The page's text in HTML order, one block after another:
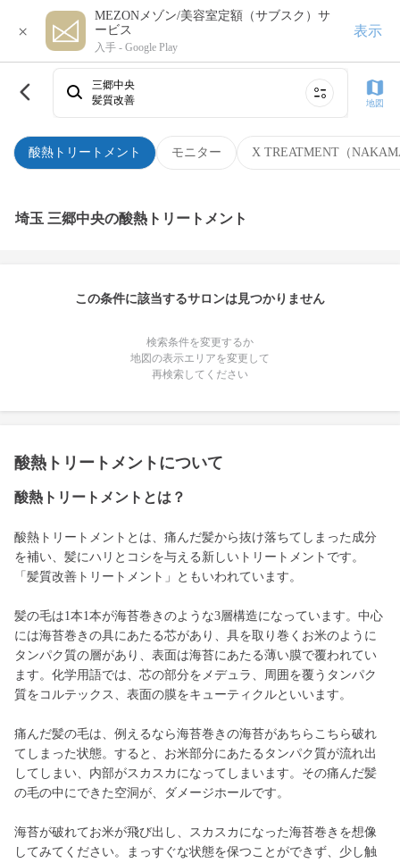
×
MEZONメゾン/美容室定額（サブスク）サ
ービス
入手 - Google Play
表示
酸熱トリートメント モニター X TREATMENT（
三郷中央
髪質改善
地図
埼玉 三郷中央の酸熱トリートメント
この条件に該当するサロンは見つかりません
検索条件を変更するか
地図の表示エリアを変更して
再検索してください
酸熱トリートメントについて
酸熱トリートメントとは？
酸熱トリートメントとは、痛んだ髪から抜け落ちてしまった成分
を補い、髪にハリとコシを与える新しいトリートメントです。
「髪質改善トリートメント」ともいわれています。
髪の毛は1本1本が海苔巻きのような3層構造になっています。中心
には海苔巻きの具にあたる芯があり、具を取り巻くお米のように
タンパク質の層があり、表面は海苔にあたる薄い膜で覆われてい
ます。化学用語では、芯の部分をメデュラ、周囲を覆うタンパク
質をコルテックス、表面の膜をキューティクルといいます。
痛んだ髪の毛は、例えるなら海苔巻きの海苔があちらこちら破れ
てしまった状態。すると、お米部分にあたるタンパク質が流れ出
してしまい、内部がスカスカになってしまいます。その痛んだ髪
の毛の中にできた空洞が、ダメージホールです。
海苔が破れてお米が飛び出し、スカスカになった海苔巻きを想像
してみてください。まっすぐな状態を保つことができず、少し触